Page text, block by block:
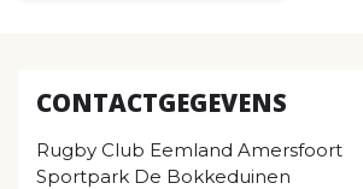
CONTACTGEGEVENS
Rugby Club Eemland Amersfoort
Sportpark De Bokkeduinen